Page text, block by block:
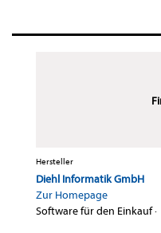
Hersteller
Diehl Informatik GmbH
Zur Homepage
Software für den Einkauf·